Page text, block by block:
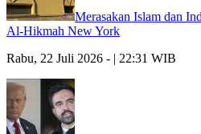
Merasakan Islam dan
Al-Hikmah New York
Rabu, 22 Juli 2026 - | 22:31 WIB